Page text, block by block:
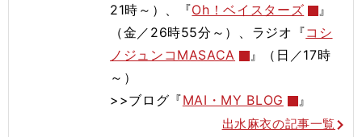
21時～）、『Oh！ベイスターズ
』
（金／26時55分～）、ラジオ『コシ
ノジュンコMASACA
』（日／17時
～）
>>ブログ『MAI・MY BLOG 』
出水麻衣の記事一覧